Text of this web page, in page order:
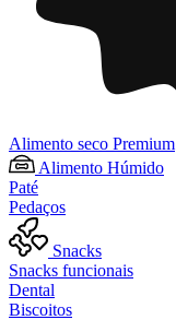
Alimento seco Premium
Alimento Húmido
Paté
Pedaços
Snacks
Snacks funcionais
Dental
Biscoitos